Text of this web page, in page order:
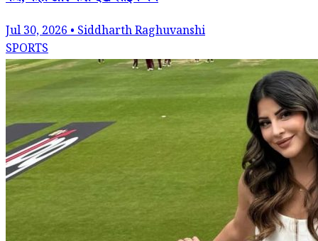
Jul 30, 2026 • Siddharth Raghuvanshi
SPORTS